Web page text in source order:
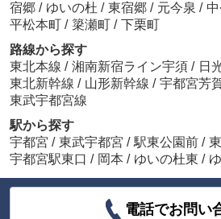
宿郷 / ゆいの杜 / 東宿郷 / 元今泉 /
平松本町 / 簗瀬町 / 下栗町
路線から探す
東北本線 / 湘南新宿ライン宇須 / 日
東北新幹線 / 山形新幹線 / 宇都宮芳
東武宇都宮線
駅から探す
宇都宮 / 東武宇都宮 / 駅東公園前 /
宇都宮駅東口 / 岡本 / ゆいの杜東 /
電話でお問い